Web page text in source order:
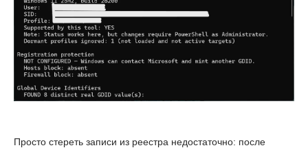
Просто стереть записи из реестра недостаточно: после